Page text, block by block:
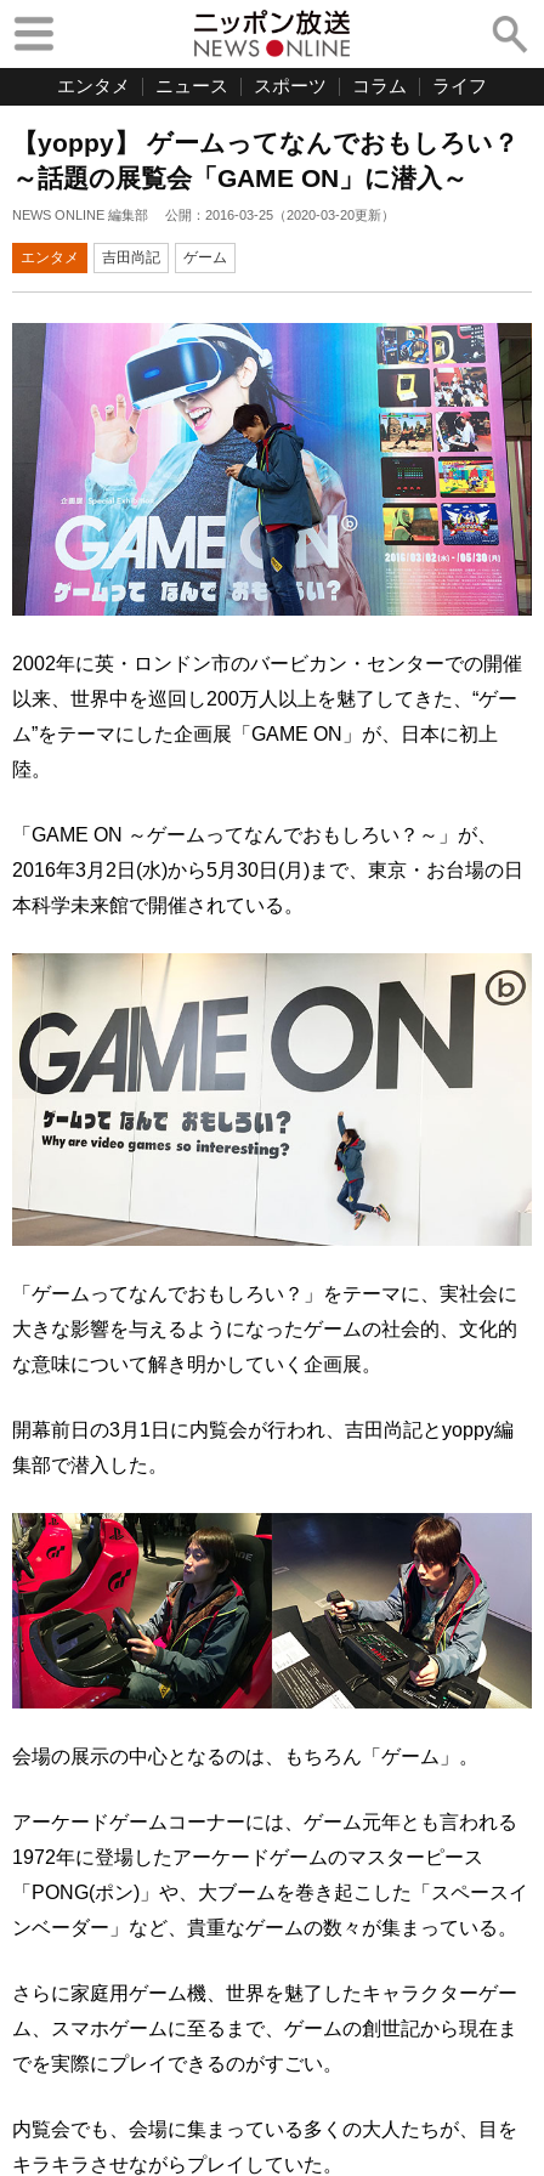
エンタメ ニュース スポーツ コラム ライフ
【yoppy】 ゲームってなんでおもしろい？
～話題の展覧会「GAME ON」に潜入～
NEWS ONLINE 編集部 公開： 2016-03-25 （2020-03-20更新）
エンタメ 吉田尚記 ゲーム
2002年に英・ロンドン市のバービカン・センターでの開催
以来、世界中を巡回し200万人以上を魅了してきた、“ゲー
ム”をテーマにした企画展「GAME ON」が、日本に初上
陸。
「GAME ON ～ゲームってなんでおもしろい？～」が、
2016年3月2日(水)から5月30日(月)まで、東京・お台場の日
本科学未来館で開催されている。
「ゲームってなんでおもしろい？」をテーマに、実社会に
大きな影響を与えるようになったゲームの社会的、文化的
な意味について解き明かしていく企画展。
開幕前日の3月1日に内覧会が行われ、吉田尚記とyoppy編
集部で潜入した。
会場の展示の中心となるのは、もちろん「ゲーム」。
アーケードゲームコーナーには、ゲーム元年とも言われる
1972年に登場したアーケードゲームのマスターピース
「PONG(ポン)」や、大ブームを巻き起こした「スペースイ
ンベーダー」など、貴重なゲームの数々が集まっている。
さらに家庭用ゲーム機、世界を魅了したキャラクターゲー
ム、スマホゲームに至るまで、ゲームの創世記から現在ま
でを実際にプレイできるのがすごい。
内覧会でも、会場に集まっている多くの大人たちが、目を
キラキラさせながらプレイしていた。